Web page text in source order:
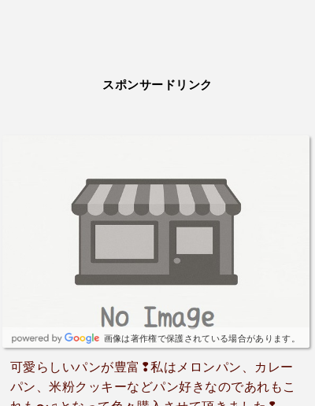
スポンサードリンク
画像は著作権で保護されている場合があります。
可愛らしいパンが豊富❢私はメロンパン、カレー
パン、米粉クッキーなどパン好きなのであれもこ